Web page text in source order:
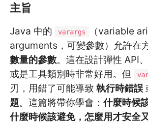
主旨
Java 中的 varargs
（variable
arguments，可變參數）允許在
數量的參數。這在設計彈性 API
或是工具類別時非常好用。但
刃，用錯了可能導致 執行時錯誤
題。這篇將帶你學會： 什麼時候
什麼時候該避免，怎麼用才安全又